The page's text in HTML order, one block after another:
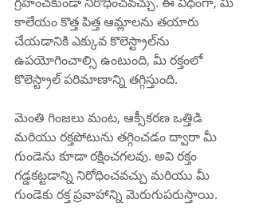
కాలేయం కొత్త పిత్త ఆమ్లాలను తయారు
చేయడానికి ఎక్కువ కొలెస్ట్రాల్‌ను
ఉపయోగించాల్సి ఉంటుంది, మీ రక్తంలో
కొలెస్ట్రాల్ పరిమాణాన్ని తగ్గిస్తుంది.
మెంతి గింజలు మంట, ఆక్సీకరణ ఒత్తిడి
మరియు రక్తపోటును తగ్గించడం ద్వారా మీ
గుండెను కూడా రక్షించగలవు. అవి రక్తం
గడ్డకట్టడాన్ని నిరోధించవచ్చు మరియు మీ
గుండెకు రక్త ప్రవాహాన్ని మెరుగుపరుస్తాయి.